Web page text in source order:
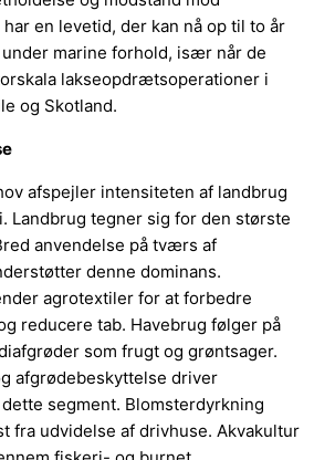
en levetid, der kan nå op til to år
marine forhold, især når de
lakseopdrætsoperationer i
og Skotland.
afspejler intensiteten af landbrug
Landbrug tegner sig for den største
anvendelse på tværs af
denne dominans.
agrotextiler for at forbedre
reducere tab. Havebrug følger på
som frugt og grøntsager.
afgrødebeskyttelse driver
segment. Blomsterdyrkning
fra udvidelse af drivhuse. Akvakultur